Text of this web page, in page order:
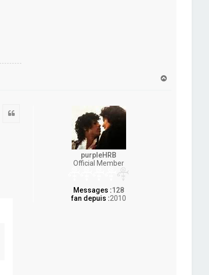
purpleHRB
Official Member
Messages :128
fan depuis :2010